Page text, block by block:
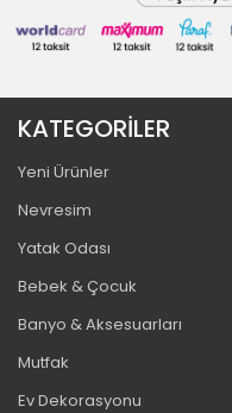
KATEGORİLER
Yeni Ürünler
Nevresim
Yatak Odası
Bebek & Çocuk
Banyo & Aksesuarları
Mutfak
Ev Dekorasyonu